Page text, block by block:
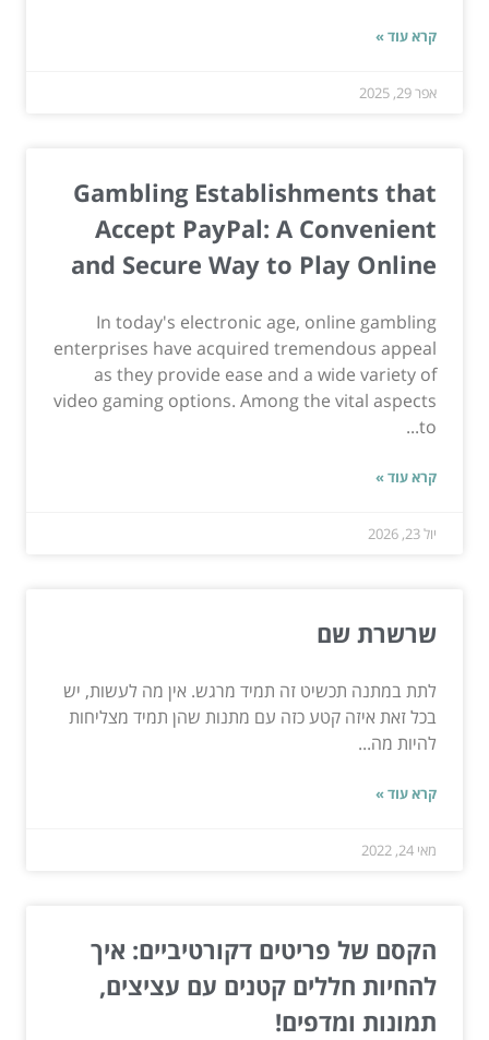
קרא עוד »
אפר 29, 2025
Gambling Establishments that
Accept PayPal: A Convenient
and Secure Way to Play Online
In today's electronic age, online gambling
enterprises have acquired tremendous appeal
as they provide ease and a wide variety of
video gaming options. Among the vital aspects
to...
קרא עוד »
יול 23, 2026
שרשרת שם
לתת במתנה תכשיט זה תמיד מרגש. אין מה לעשות, יש
בכל זאת איזה קטע כזה עם מתנות שהן תמיד מצליחות
להיות מה...
קרא עוד »
מאי 24, 2022
הקסם של פריטים דקורטיביים: איך
להחיות חללים קטנים עם עציצים,
תמונות ומדפים!